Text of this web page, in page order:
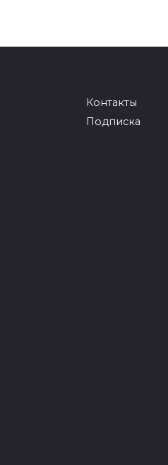
Контакты
Подписка